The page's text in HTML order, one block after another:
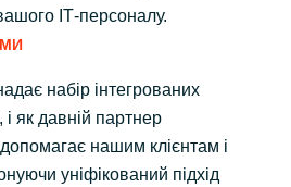
Serbia
Singapore
Spain
ІТ-персоналу.
набір інтегрованих
і як давній партнер
нашим клієнтам і
уніфікований підхід